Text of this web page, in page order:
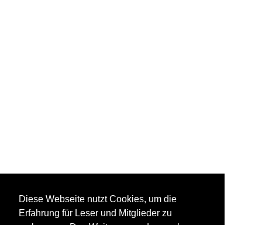
Diese Webseite nutzt Cookies, um die
Erfahrung für Leser und Mitglieder zu